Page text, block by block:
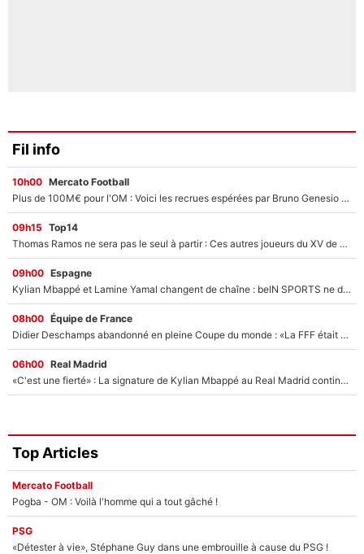
Fil info
10h00 Mercato Football
Plus de 100M€ pour l'OM : Voici les recrues espérées par Bruno Genesio et Grégory Lorenzi après l’opération dégraissage
09h15 Top14
Thomas Ramos ne sera pas le seul à partir : Ces autres joueurs du XV de France pourraient aussi quitter le Stade Toulousain, un club de Top 14 est déjà sur les rangs
09h00 Espagne
Kylian Mbappé et Lamine Yamal changent de chaîne : beIN SPORTS ne digère pas cette décision historique et prédit un fiasco pour la Liga
08h00 Équipe de France
Didier Deschamps abandonné en pleine Coupe du monde : «La FFF était déjà passée à Zinedine Zidane»
06h00 Real Madrid
«C'est une fierté» : La signature de Kylian Mbappé au Real Madrid continue de régaler l'Espagne
Top Articles
Mercato Football
Pogba - OM : Voilà l'homme qui a tout gâché !
PSG
«Détester à vie», Stéphane Guy dans une embrouille à cause du PSG !